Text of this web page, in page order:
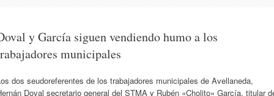
y García siguen vendiendo humo a los
municipales
dos seudoreferentes de los trabajadores municipales de Avellaneda,
Doval secretario general del STMA y Rubén «Cholito» García, titular